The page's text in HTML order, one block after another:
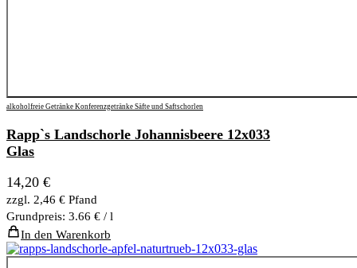
alkoholfreie Getränke Konferenzgetränke Säfte und Saftschorlen
Rapp`s Landschorle Johannisbeere 12x033
Glas
14,20 €
zzgl. 2,46 € Pfand
Grundpreis: 3.66 € / l
In den Warenkorb